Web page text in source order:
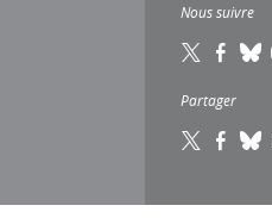
Nous suivre
Partager